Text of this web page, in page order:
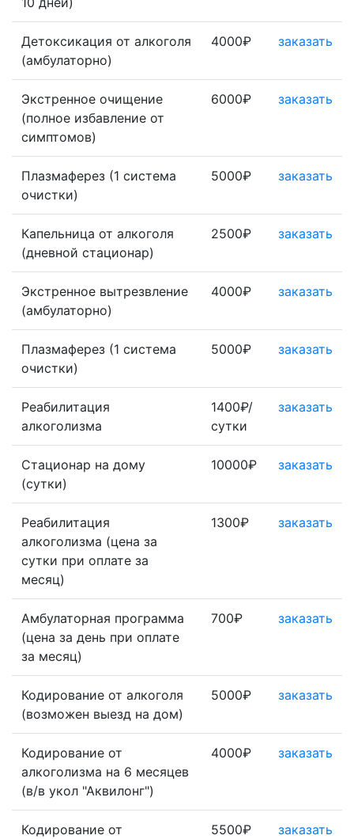
Детоксикация от алкоголя
(амбулаторно)
4000₽ заказать
Экстренное очищение
(полное избавление от
симптомов)
6000₽ заказать
Плазмаферез (1 система
очистки)
5000₽ заказать
Капельница от алкоголя
(дневной стационар)
2500₽ заказать
Экстренное вытрезвление
(амбулаторно)
4000₽ заказать
Плазмаферез (1 система
очистки)
5000₽ заказать
Реабилитация
алкоголизма
1400₽/
сутки
заказать
Стационар на дому
(сутки)
10000₽ заказать
Реабилитация
алкоголизма (цена за
сутки при оплате за
месяц)
1300₽ заказать
Амбулаторная программа
(цена за день при оплате
за месяц)
700₽ заказать
Кодирование от алкоголя
(возможен выезд на дом)
5000₽ заказать
Кодирование от
алкоголизма на 6 месяцев
(в/в укол "Аквилонг")
4000₽ заказать
Кодирование от
5500₽ заказать